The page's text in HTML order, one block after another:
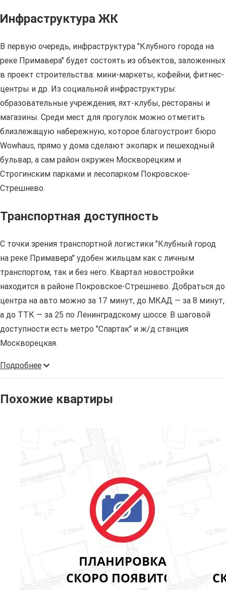
Инфраструктура ЖК
В первую очередь, инфраструктура "Клубного города на
реке Примавера" будет состоять из объектов, заложенных
в проект строительства: мини-маркеты, кофейни, фитнес-
центры и др. Из социальной инфраструктуры:
образовательные учреждения, яхт-клубы, рестораны и
магазины. Среди мест для прогулок можно отметить
близлежащую набережную, которое благоустроит бюро
Wowhaus, прямо у дома сделают экопарк и пешеходный
бульвар, а сам район окружен Москворецким и
Строгинским парками и лесопарком Покровское-
Стрешнево.
Транспортная доступность
С точки зрения транспортной логистики "Клубный город
на реке Примавера" удобен жильцам как с личным
транспортом, так и без него. Квартал новостройки
находится в районе Покровское-Стрешнево. Добраться до
центра на авто можно за 17 минут, до МКАД — за 8 минут,
а до ТТК — за 25 по Ленинградскому шоссе. В шаговой
доступности есть метро "Спартак" и ж/д станция
Москворецкая.
Подробнее
Похожие квартиры